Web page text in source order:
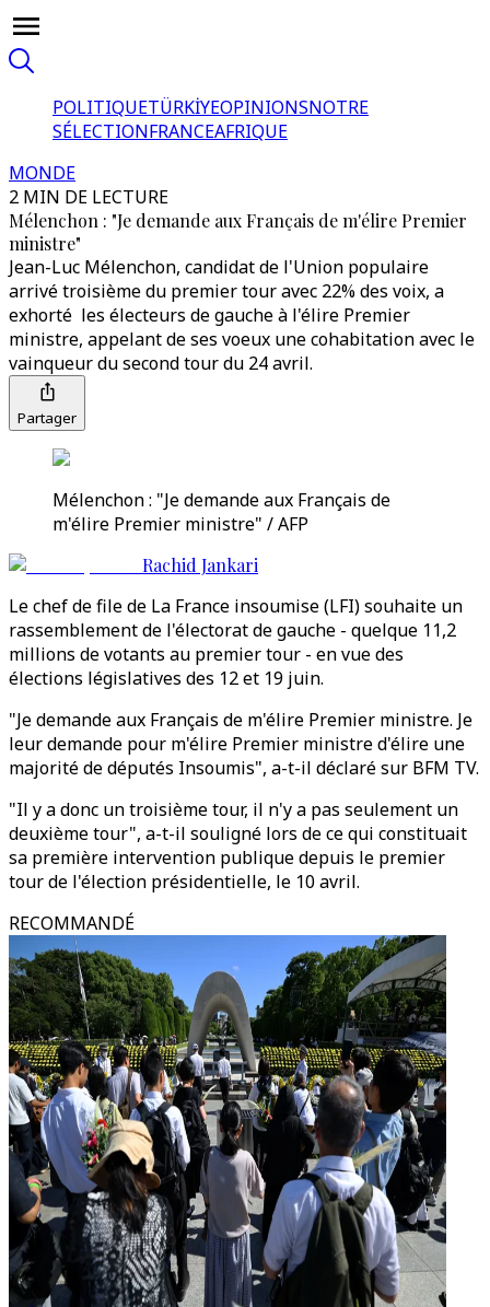
POLITIQUETÜRKİYEOPINIONSNOTRE
SÉLECTIONFRANCEAFRIQUE
MONDE
2 MIN DE LECTURE
Mélenchon : "Je demande aux Français de m'élire Premier
ministre"
Jean-Luc Mélenchon, candidat de l'Union populaire
arrivé troisième du premier tour avec 22% des voix, a
exhorté les électeurs de gauche à l'élire Premier
ministre, appelant de ses voeux une cohabitation avec le
vainqueur du second tour du 24 avril.
Partager
Mélenchon : "Je demande aux Français de
m'élire Premier ministre" / AFP
Rachid Jankari
Le chef de file de La France insoumise (LFI) souhaite un
rassemblement de l'électorat de gauche - quelque 11,2
millions de votants au premier tour - en vue des
élections législatives des 12 et 19 juin.
"Je demande aux Français de m'élire Premier ministre. Je
leur demande pour m'élire Premier ministre d'élire une
majorité de députés Insoumis", a-t-il déclaré sur BFM TV.
"Il y a donc un troisième tour, il n'y a pas seulement un
deuxième tour", a-t-il souligné lors de ce qui constituait
sa première intervention publique depuis le premier
tour de l'élection présidentielle, le 10 avril.
RECOMMANDÉ